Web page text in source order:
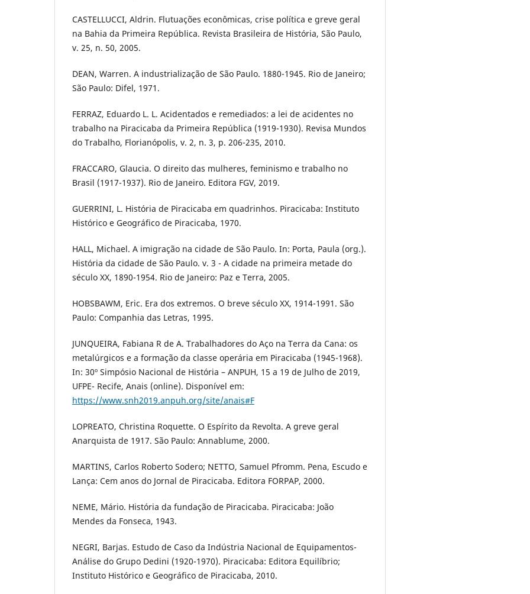
CASTELLUCCI, Aldrin. Flutuações econômicas, crise política e greve geral
na Bahia da Primeira República. Revista Brasileira de História, São Paulo,
v. 25, n. 50, 2005.
DEAN, Warren. A industrialização de São Paulo. 1880-1945. Rio de Janeiro;
São Paulo: Difel, 1971.
FERRAZ, Eduardo L. L. Acidentados e remediados: a lei de acidentes no
trabalho na Piracicaba da Primeira República (1919-1930). Revisa Mundos
do Trabalho, Florianópolis, v. 2, n. 3, p. 206-235, 2010.
FRACCARO, Glaucia. O direito das mulheres, feminismo e trabalho no
Brasil (1917-1937). Rio de Janeiro. Editora FGV, 2019.
GUERRINI, L. História de Piracicaba em quadrinhos. Piracicaba: Instituto
Histórico e Geográfico de Piracicaba, 1970.
HALL, Michael. A imigração na cidade de São Paulo. In: Porta, Paula (org.).
História da cidade de São Paulo. v. 3 - A cidade na primeira metade do
século XX, 1890-1954. Rio de Janeiro: Paz e Terra, 2005.
HOBSBAWM, Eric. Era dos extremos. O breve século XX, 1914-1991. São
Paulo: Companhia das Letras, 1995.
JUNQUEIRA, Fabiana R de A. Trabalhadores do Aço na Terra da Cana: os
metalúrgicos e a formação da classe operária em Piracicaba (1945-1968).
In: 30º Simpósio Nacional de História – ANPUH, 15 a 19 de Julho de 2019,
UFPE- Recife, Anais (online). Disponível em:
https://www.snh2019.anpuh.org/site/anais#F
LOPREATO, Christina Roquette. O Espírito da Revolta. A greve geral
Anarquista de 1917. São Paulo: Annablume, 2000.
MARTINS, Carlos Roberto Sodero; NETTO, Samuel Pfromm. Pena, Escudo e
Lança: Cem anos do Jornal de Piracicaba. Editora FORPAP, 2000.
NEME, Mário. História da fundação de Piracicaba. Piracicaba: João
Mendes da Fonseca, 1943.
NEGRI, Barjas. Estudo de Caso da Indústria Nacional de Equipamentos-
Análise do Grupo Dedini (1920-1970). Piracicaba: Editora Equilíbrio;
Instituto Histórico e Geográfico de Piracicaba, 2010.